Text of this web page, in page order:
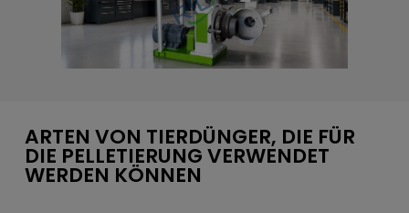
ARTEN VON TIERDÜNGER, DIE FÜR
DIE PELLETIERUNG VERWENDET
WERDEN KÖNNEN